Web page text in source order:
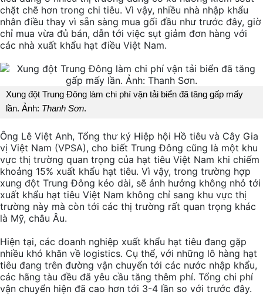
chặt chẽ hơn trong chi tiêu. Vì vậy, nhiều nhà nhập khẩu
nhân điều thay vì sẵn sàng mua gối đầu như trước đây, giờ
chỉ mua vừa đủ bán, dẫn tới việc sụt giảm đơn hàng với
các nhà xuất khẩu hạt điều Việt Nam.
Xung đột Trung Đông làm chi phí vận tải biển đã tăng gấp mấy
lần. Ảnh: Thanh Sơn.
Ông Lê Việt Anh, Tổng thư ký Hiệp hội Hồ tiêu và Cây Gia
vị Việt Nam (VPSA), cho biết Trung Đông cũng là một khu
vực thị trường quan trọng của hạt tiêu Việt Nam khi chiếm
khoảng 15% xuất khẩu hạt tiêu. Vì vậy, trong trường hợp
xung đột Trung Đông kéo dài, sẽ ảnh hưởng không nhỏ tới
xuất khẩu hạt tiêu Việt Nam không chỉ sang khu vực thị
trường này mà còn tới các thị trường rất quan trọng khác
là Mỹ, châu Âu.
Hiện tại, các doanh nghiệp xuất khẩu hạt tiêu đang gặp
nhiều khó khăn về logistics. Cụ thể, với những lô hàng hạt
tiêu đang trên đường vận chuyển tới các nước nhập khẩu,
các hãng tàu đều đã yêu cầu tăng thêm phí. Tổng chi phí
vận chuyển hiện đã cao hơn tới 3-4 lần so với trước đây.